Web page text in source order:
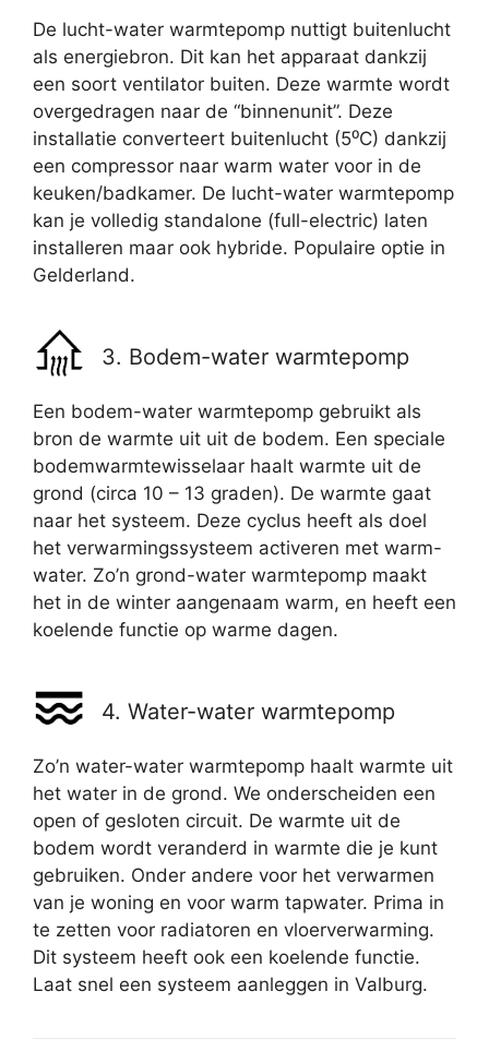
De lucht-water warmtepomp nuttigt buitenlucht
als energiebron. Dit kan het apparaat dankzij
een soort ventilator buiten. Deze warmte wordt
overgedragen naar de “binnenunit”. Deze
installatie converteert buitenlucht (5⁰C) dankzij
een compressor naar warm water voor in de
keuken/badkamer. De lucht-water warmtepomp
kan je volledig standalone (full-electric) laten
installeren maar ook hybride. Populaire optie in
Gelderland.
3. Bodem-water warmtepomp
Een bodem-water warmtepomp gebruikt als
bron de warmte uit uit de bodem. Een speciale
bodemwarmtewisselaar haalt warmte uit de
grond (circa 10 – 13 graden). De warmte gaat
naar het systeem. Deze cyclus heeft als doel
het verwarmingssysteem activeren met warm-
water. Zo’n grond-water warmtepomp maakt
het in de winter aangenaam warm, en heeft een
koelende functie op warme dagen.
4. Water-water warmtepomp
Zo’n water-water warmtepomp haalt warmte uit
het water in de grond. We onderscheiden een
open of gesloten circuit. De warmte uit de
bodem wordt veranderd in warmte die je kunt
gebruiken. Onder andere voor het verwarmen
van je woning en voor warm tapwater. Prima in
te zetten voor radiatoren en vloerverwarming.
Dit systeem heeft ook een koelende functie.
Laat snel een systeem aanleggen in Valburg.